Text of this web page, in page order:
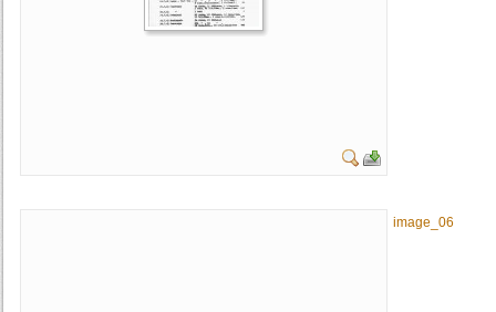
image_06